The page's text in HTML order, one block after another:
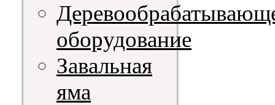
оборудование
Завальная
яма